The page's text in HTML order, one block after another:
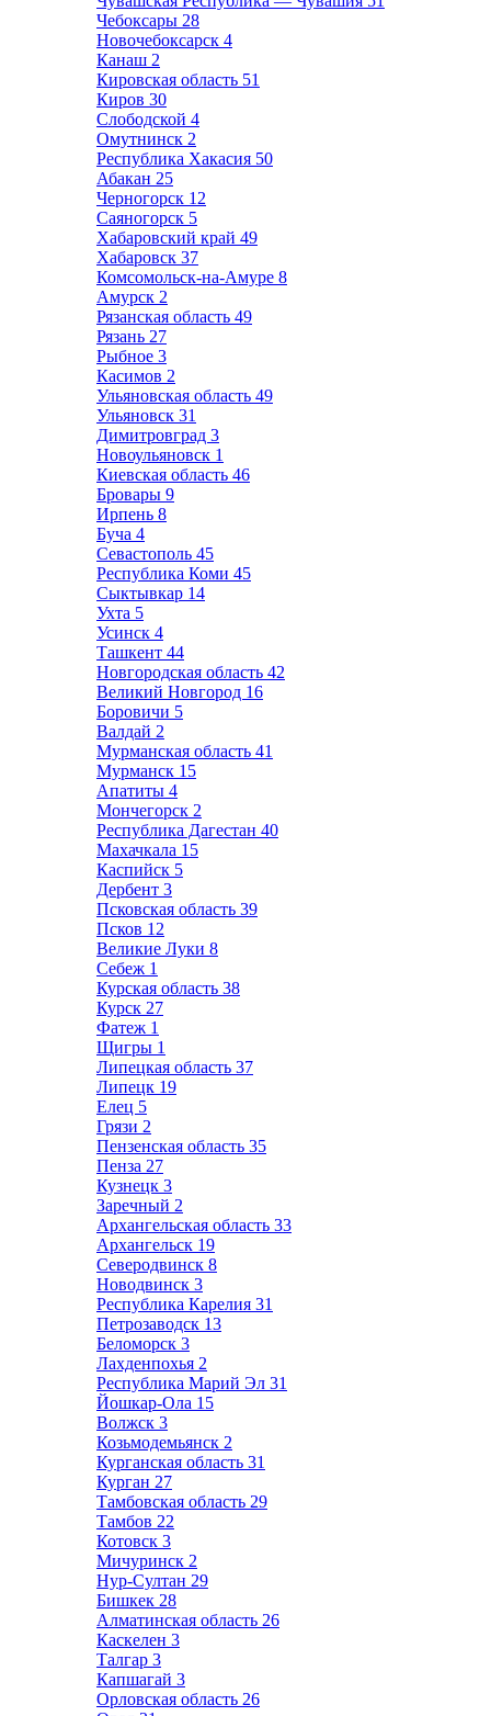
Чебоксары 28
Новочебоксарск 4
Канаш 2
Кировская область 51
Киров 30
Слободской 4
Омутнинск 2
Республика Хакасия 50
Абакан 25
Черногорск 12
Саяногорск 5
Хабаровский край 49
Хабаровск 37
Комсомольск-на-Амуре 8
Амурск 2
Рязанская область 49
Рязань 27
Рыбное 3
Касимов 2
Ульяновская область 49
Ульяновск 31
Димитровград 3
Новоульяновск 1
Киевская область 46
Бровары 9
Ирпень 8
Буча 4
Севастополь 45
Республика Коми 45
Сыктывкар 14
Ухта 5
Усинск 4
Ташкент 44
Новгородская область 42
Великий Новгород 16
Боровичи 5
Валдай 2
Мурманская область 41
Мурманск 15
Апатиты 4
Мончегорск 2
Республика Дагестан 40
Махачкала 15
Каспийск 5
Дербент 3
Псковская область 39
Псков 12
Великие Луки 8
Себеж 1
Курская область 38
Курск 27
Фатеж 1
Щигры 1
Липецкая область 37
Липецк 19
Елец 5
Грязи 2
Пензенская область 35
Пенза 27
Кузнецк 3
Заречный 2
Архангельская область 33
Архангельск 19
Северодвинск 8
Новодвинск 3
Республика Карелия 31
Петрозаводск 13
Беломорск 3
Лахденпохья 2
Республика Марий Эл 31
Йошкар-Ола 15
Волжск 3
Козьмодемьянск 2
Курганская область 31
Курган 27
Тамбовская область 29
Тамбов 22
Котовск 3
Мичуринск 2
Нур-Султан 29
Бишкек 28
Алматинская область 26
Каскелен 3
Талгар 3
Капшагай 3
Орловская область 26